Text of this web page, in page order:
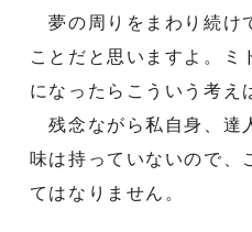
夢の周りをまわり続け
ことだと思いますよ。ミ
になったらこういう考え
残念ながら私自身、達
味は持っていないので、
てはなりません。